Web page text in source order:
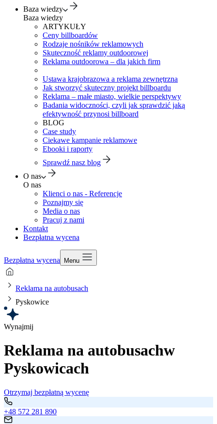
Baza wiedzy
Baza wiedzy
ARTYKUŁY
Ceny billboardów
Rodzaje nośników reklamowych
Skuteczność reklamy outdoorowej
Reklama outdoorowa – dla jakich firm
Ustawa krajobrazowa a reklama zewnętrzna
Jak stworzyć skuteczny projekt billboardu
Reklama – małe miasto, wielkie perspektywy
Badania widoczności, czyli jak sprawdzić jaką
efektywność przynosi billboard
BLOG
Case study
Ciekawe kampanie reklamowe
Ebooki i raporty
Sprawdź nasz blog
O nas
O nas
Klienci o nas - Referencje
Poznajmy się
Media o nas
Pracuj z nami
Kontakt
Bezpłatna wycena
Bezpłatna wycena Menu
Reklama na autobusach
Pyskowice
Wynajmij
Reklama na autobusachw
Pyskowicach
Otrzymaj bezpłatną wycenę
+48 572 281 890